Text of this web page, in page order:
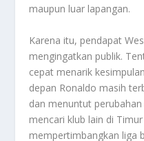
maupun luar lapangan.
Karena itu, pendapat
mengingatkan publik.
cepat menarik
depan Ronaldo masih
dan menuntut
mencari klub lain di
mempertimbangkan liga